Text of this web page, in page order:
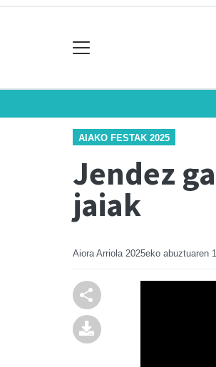
AIAKO FESTAK 2025
Jendez
jaiak
Aiora Arriola 2025eko abuztuaren